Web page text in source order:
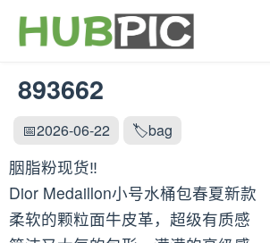
893662
📅2026-06-22 🏷️bag
胭脂粉现货‼️
Dior Medaillon小号水桶包春夏新款
柔软的颗粒面牛皮革，超级有质感